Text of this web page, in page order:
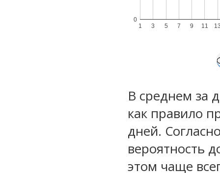
1 3 5 7 9 11
0
В среднем за
как правило
дней.
вероятность
этом чаще